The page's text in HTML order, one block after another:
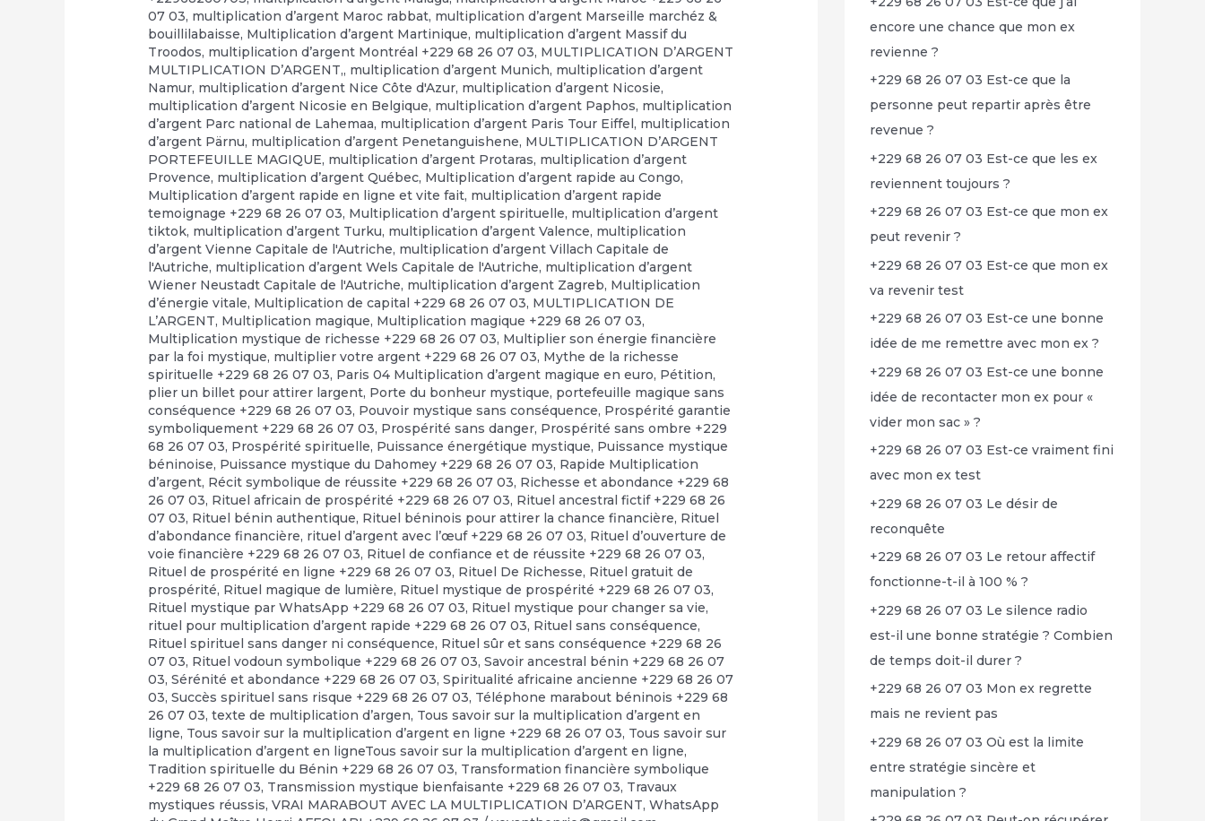
07 03, multiplication d’argent Maroc rabbat, multiplication d’argent Marseille marchéz &
bouillilabaisse, Multiplication d’argent Martinique, multiplication d’argent Massif du
Troodos, multiplication d’argent Montréal +229 68 26 07 03, MULTIPLICATION D’ARGENT
MULTIPLICATION D’ARGENT,, multiplication d’argent Munich, multiplication d’argent
Namur, multiplication d’argent Nice Côte d'Azur, multiplication d’argent Nicosie,
multiplication d’argent Nicosie en Belgique, multiplication d’argent Paphos, multiplication
d’argent Parc national de Lahemaa, multiplication d’argent Paris Tour Eiffel, multiplication
d’argent Pärnu, multiplication d’argent Penetanguishene, MULTIPLICATION D’ARGENT
PORTEFEUILLE MAGIQUE, multiplication d’argent Protaras, multiplication d’argent
Provence, multiplication d’argent Québec, Multiplication d’argent rapide au Congo,
Multiplication d’argent rapide en ligne et vite fait, multiplication d’argent rapide
temoignage +229 68 26 07 03, Multiplication d’argent spirituelle, multiplication d’argent
tiktok, multiplication d’argent Turku, multiplication d’argent Valence, multiplication
d’argent Vienne Capitale de l'Autriche, multiplication d’argent Villach Capitale de
l'Autriche, multiplication d’argent Wels Capitale de l'Autriche, multiplication d’argent
Wiener Neustadt Capitale de l'Autriche, multiplication d’argent Zagreb, Multiplication
d’énergie vitale, Multiplication de capital +229 68 26 07 03, MULTIPLICATION DE
L’ARGENT, Multiplication magique, Multiplication magique +229 68 26 07 03,
Multiplication mystique de richesse +229 68 26 07 03, Multiplier son énergie financière
par la foi mystique, multiplier votre argent +229 68 26 07 03, Mythe de la richesse
spirituelle +229 68 26 07 03, Paris 04 Multiplication d’argent magique en euro, Pétition,
plier un billet pour attirer largent, Porte du bonheur mystique, portefeuille magique sans
conséquence +229 68 26 07 03, Pouvoir mystique sans conséquence, Prospérité garantie
symboliquement +229 68 26 07 03, Prospérité sans danger, Prospérité sans ombre +229
68 26 07 03, Prospérité spirituelle, Puissance énergétique mystique, Puissance mystique
béninoise, Puissance mystique du Dahomey +229 68 26 07 03, Rapide Multiplication
d’argent, Récit symbolique de réussite +229 68 26 07 03, Richesse et abondance +229 68
26 07 03, Rituel africain de prospérité +229 68 26 07 03, Rituel ancestral fictif +229 68 26
07 03, Rituel bénin authentique, Rituel béninois pour attirer la chance financière, Rituel
d’abondance financière, rituel d’argent avec l’œuf +229 68 26 07 03, Rituel d’ouverture de
voie financière +229 68 26 07 03, Rituel de confiance et de réussite +229 68 26 07 03,
Rituel de prospérité en ligne +229 68 26 07 03, Rituel De Richesse, Rituel gratuit de
prospérité, Rituel magique de lumière, Rituel mystique de prospérité +229 68 26 07 03,
Rituel mystique par WhatsApp +229 68 26 07 03, Rituel mystique pour changer sa vie,
rituel pour multiplication d’argent rapide +229 68 26 07 03, Rituel sans conséquence,
Rituel spirituel sans danger ni conséquence, Rituel sûr et sans conséquence +229 68 26
07 03, Rituel vodoun symbolique +229 68 26 07 03,Savoir ancestral bénin +229 68 26 07
03,Sérénité et abondance +229 68 26 07 03,Spiritualité africaine ancienne +229 68 26 07
03,Succès spirituel sans risque +229 68 26 07 03, Téléphone marabout béninois +229 68
26 07 03,texte de multiplication d’argen, Tous savoir sur la multiplication d’argent en
ligne, Tous savoir sur la multiplication d’argent en ligne +229 68 26 07 03, Tous savoir sur
la multiplication d’argent en ligneTous savoir sur la multiplication d’argent en ligne,
Tradition spirituelle du Bénin +229 68 26 07 03, Transformation financière symbolique
+229 68 26 07 03, Transmission mystique bienfaisante +229 68 26 07 03, Travaux
mystiques réussis,VRAI MARABOUT AVEC LA MULTIPLICATION D’ARGENT,WhatsApp
encore une chance que mon ex
revienne ?
+229 68 26 07 03 Est-ce que la
personne peut repartir après être
revenue ?
+229 68 26 07 03 Est-ce que les ex
reviennent toujours ?
+229 68 26 07 03 Est-ce que mon ex
peut revenir ?
+229 68 26 07 03 Est-ce que mon ex
va revenir test
+229 68 26 07 03 Est-ce une bonne
idée de me remettre avec mon ex ?
+229 68 26 07 03 Est-ce une bonne
idée de recontacter mon ex pour «
vider mon sac » ?
+229 68 26 07 03 Est-ce vraiment fini
avec mon ex test
+229 68 26 07 03 Le désir de
reconquête
+229 68 26 07 03 Le retour affectif
fonctionne-t-il à 100 % ?
+229 68 26 07 03 Le silence radio
est-il une bonne stratégie ? Combien
de temps doit-il durer ?
+229 68 26 07 03 Mon ex regrette
mais ne revient pas
+229 68 26 07 03 Où est la limite
entre stratégie sincère et
manipulation ?